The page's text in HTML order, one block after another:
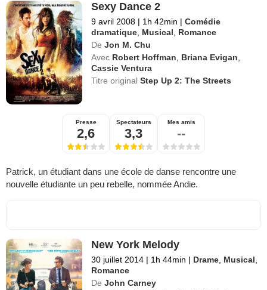
Sexy Dance 2
9 avril 2008 | 1h 42min | Comédie
dramatique, Musical, Romance
De Jon M. Chu
Avec Robert Hoffman, Briana Evigan,
Cassie Ventura
Titre originalStep Up 2: The Streets
Presse
2,6
Spectateurs
3,3
Mes amis
--
Patrick, un étudiant dans une école de danse rencontre une
nouvelle étudiante un peu rebelle, nommée Andie.
New York Melody
30 juillet 2014 | 1h 44min | Drame, Musical,
Romance
De John Carney